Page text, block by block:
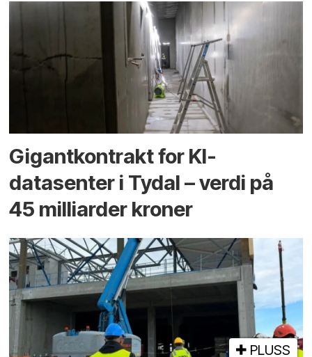
Gigantkontrakt for KI-
datasenter i Tydal – verdi på
45 milliarder kroner
PLUSS